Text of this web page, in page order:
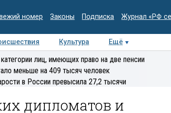
номер Законы Подписка Журнал «РФ
Культура
Ещё
Интервью Колумнисты
лиц, имеющих право на две пенсии
меньше на 409 тысяч человек
в России превысила 27,2 тысячи
дипломатов и